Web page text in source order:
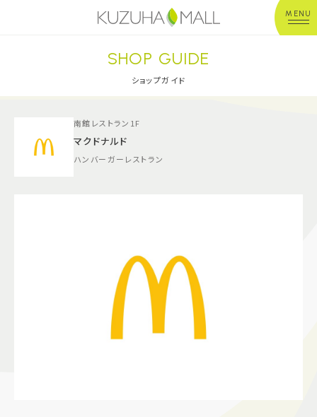
MENU
年中無休平 日：10:00~20:00
※店舗により異なる
ショップガイド
グルメ＆フード
キッズ＆ベビー
施設案内
SHOP GUIDE
ショップガイド
南館レストラン1F
マクドナルド
ハンバーガーレストラン